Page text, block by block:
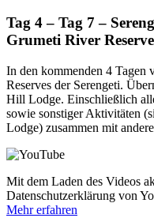
Tag 4 – Tag 7 –
Grumeti River
In den kommenden 4 Tagen
Reserves der Serengeti.
Hill Lodge. Einschließlich
sowie sonstiger Aktivitäten
Lodge) zusammen mit
Mit dem Laden des Videos
Datenschutzerklärung von
Mehr erfahren